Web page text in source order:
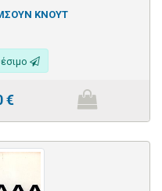
ΚΝΟΥΤ
€